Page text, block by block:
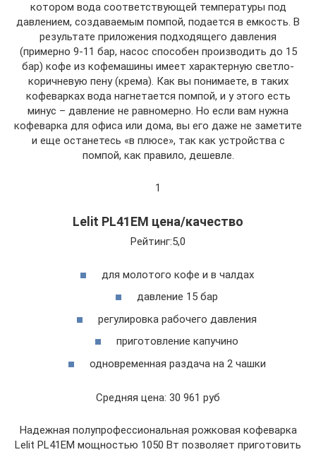
котором вода соответствующей температуры под
давлением, создаваемым помпой, подается в емкость. В
результате приложения подходящего давления
(примерно 9-11 бар, насос способен производить до 15
бар) кофе из кофемашины имеет характерную светло-
коричневую пену (крема). Как вы понимаете, в таких
кофеварках вода нагнетается помпой, и у этого есть
минус – давление не равномерно. Но если вам нужна
кофеварка для офиса или дома, вы его даже не заметите
и еще останетесь «в плюсе», так как устройства с
помпой, как правило, дешевле.
1
Lelit PL41EM цена/качество
Рейтинг:5,0
для молотого кофе и в чалдах
давление 15 бар
регулировка рабочего давления
приготовление капучино
одновременная раздача на 2 чашки
Средняя цена: 30 961 руб
Надежная полупрофессиональная рожковая кофеварка
Lelit PL41EM мощностью 1050 Вт позволяет приготовить